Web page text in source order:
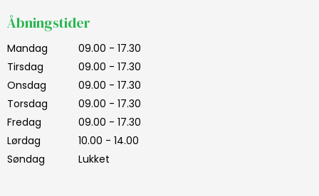
Åbningstider
Mandag
09.00 - 17.30
Tirsdag
09.00 - 17.30
Onsdag
09.00 - 17.30
Torsdag
09.00 - 17.30
Fredag
09.00 - 17.30
Lørdag
10.00 - 14.00
Søndag
Lukket